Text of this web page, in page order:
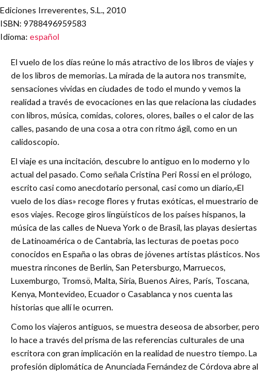
Ediciones Irreverentes, S.L., 2010
ISBN: 9788496959583
Idioma: español
El vuelo de los días reúne lo más atractivo de los libros de viajes y
de los libros de memorias. La mirada de la autora nos transmite,
sensaciones vividas en ciudades de todo el mundo y vemos la
realidad a través de evocaciones en las que relaciona las ciudades
con libros, música, comidas, colores, olores, bailes o el calor de las
calles, pasando de una cosa a otra con ritmo ágil, como en un
calidoscopio.
El viaje es una incitación, descubre lo antiguo en lo moderno y lo
actual del pasado. Como señala Cristina Peri Rossi en el prólogo,
escrito casi como anecdotario personal, casi como un diario,«El
vuelo de los días» recoge flores y frutas exóticas, el muestrario de
esos viajes. Recoge giros lingüísticos de los países hispanos, la
música de las calles de Nueva York o de Brasil, las playas desiertas
de Latinoamérica o de Cantabria, las lecturas de poetas poco
conocidos en España o las obras de jóvenes artistas plásticos. Nos
muestra rincones de Berlín, San Petersburgo, Marruecos,
Luxemburgo, Tromsö, Malta, Siria, Buenos Aires, París, Toscana,
Kenya, Montevideo, Ecuador o Casablanca y nos cuenta las
historias que allí le ocurren.
Como los viajeros antiguos, se muestra deseosa de absorber, pero
lo hace a través del prisma de las referencias culturales de una
escritora con gran implicación en la realidad de nuestro tiempo. La
profesión diplomática de Anunciada Fernández de Córdova abre al